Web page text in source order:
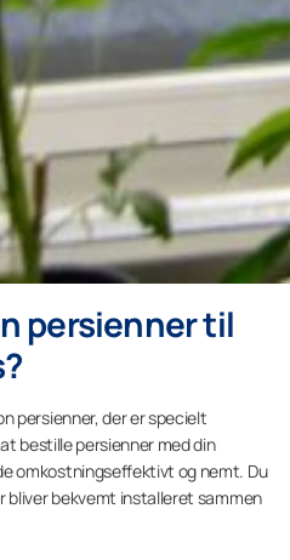
persienner til
persienner, der er specielt
bestille persienner med din
omkostningseffektivt og nemt. Du
bliver bekvemt installeret sammen